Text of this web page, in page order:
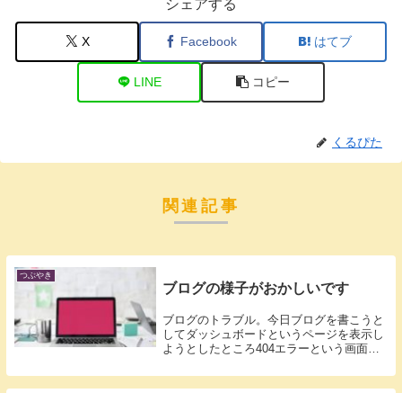
シェアする
X Facebook はてブ
LINE コピー
くるぴた
関連記事
つぶやき
ブログの様子がおかしいです
ブログのトラブル。今日ブログを書こうと
してダッシュボードというページを表示し
ようとしたところ404エラーという画面が